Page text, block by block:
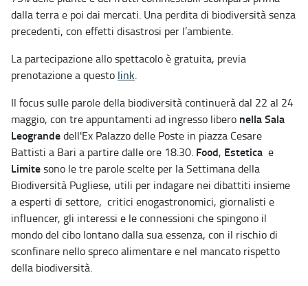
dalla terra e poi dai mercati. Una perdita di biodiversità senza
precedenti, con effetti disastrosi per l’ambiente.
La partecipazione allo spettacolo è gratuita, previa
prenotazione a questo link.
Il focus sulle parole della biodiversità continuerà dal 22 al 24
maggio, con tre appuntamenti ad ingresso libero nella Sala
Leograndedell'Ex Palazzo delle Poste in piazza Cesare
Battisti a Bari a partire dalle ore 18.30. Food, Estetica e
Limitesono le tre parole scelte per la Settimana della
Biodiversità Pugliese, utili per indagare nei dibattiti insieme
a esperti di settore, critici enogastronomici, giornalisti e
influencer, gli interessi e le connessioni che spingono il
mondo del cibo lontano dalla sua essenza, con il rischio di
sconfinare nello spreco alimentare e nel mancato rispetto
della biodiversità.